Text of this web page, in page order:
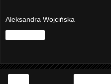
Aleksandra Wojcińska